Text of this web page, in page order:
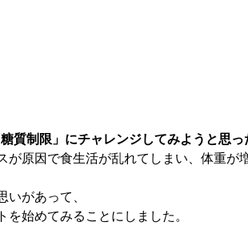
質制限」にチャレンジしてみようと思っ
原因で食生活が乱れてしまい、体重が
があって、
始めてみることにしました。